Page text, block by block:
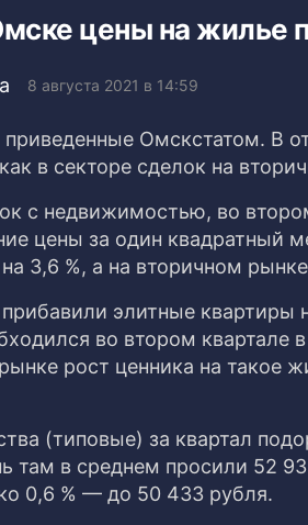
цены на жилье
8 августа 2021 в 14:59
Омскстатом. В
в секторе сделок на
с недвижимостью, во
цены за один
3,6 %, а на вторичном
элитные
во втором квартале
рост ценника на такое
(типовые) за квартал
там в среднем просили 52
0,6 % — до 50 433 рубля.